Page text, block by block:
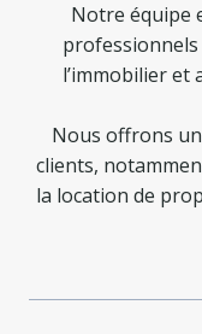
Notre équipe
l’immobilier et
Nous offrons
clients,
la location de